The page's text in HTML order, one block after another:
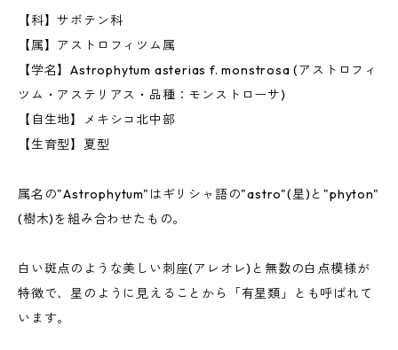
【科】サボテン科
【属】アストロフィツム属
【学名】Astrophytum asterias f. monstrosa (アストロフィ
ツム・アステリアス・品種：モンストローサ)
【自生地】メキシコ北中部
【生育型】夏型
属名の"Astrophytum"はギリシャ語の"astro"(星)と"phyton"
(樹木)を組み合わせたもの。
白い斑点のような美しい刺座(アレオレ)と無数の白点模様が
特徴で、星のように見えることから「有星類」とも呼ばれて
います。